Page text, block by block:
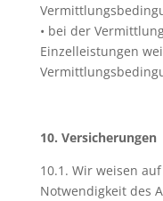
• bei der
Einzelleistungen
10. Versicherungen
10.1. Wir weisen
Notwendigkeit des